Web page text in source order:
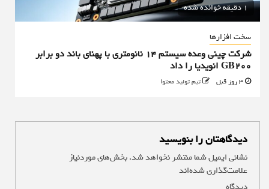
1 دقیقه خوانده شده
سخت افزارها
شرکت چینی وعده سیستم ۱۴ نانومتری با پهنای باند دو برابر
GB200 انویدیا را داد
تیم تولید محتوا
دیدگاهتان را بنویسید
نشانی ایمیل شما منتشر نخواهد شد.بخش‌های موردنیاز
علامت‌گذاری شده‌اند